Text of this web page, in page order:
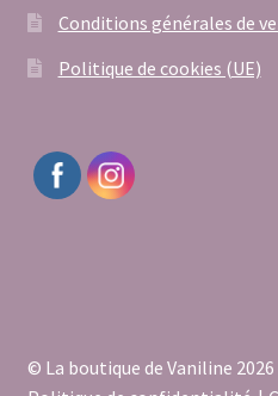
Conditions générales de
Politique de cookies (UE)
© La boutique de Vaniline 2026